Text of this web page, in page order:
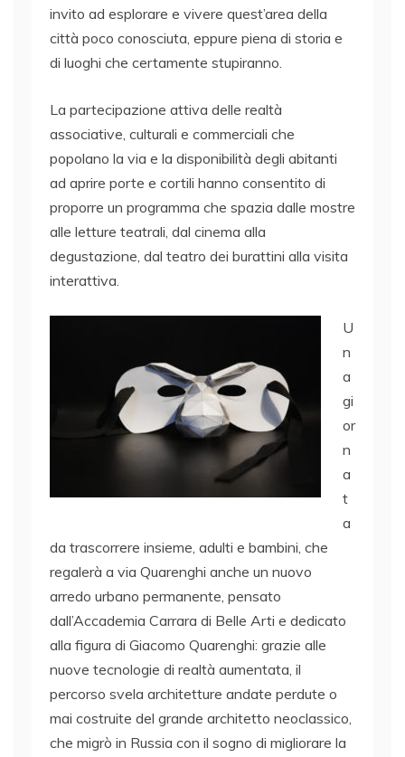
invito ad esplorare e vivere quest’area della
città poco conosciuta, eppure piena di storia e
di luoghi che certamente stupiranno.
La partecipazione attiva delle realtà
associative, culturali e commerciali che
popolano la via e la disponibilità degli abitanti
ad aprire porte e cortili hanno consentito di
proporre un programma che spazia dalle mostre
alle letture teatrali, dal cinema alla
degustazione, dal teatro dei burattini alla visita
interattiva.
U
n
a
gi
or
n
a
t
a
da trascorrere insieme, adulti e bambini, che
regalerà a via Quarenghi anche un nuovo
arredo urbano permanente, pensato
dall’Accademia Carrara di Belle Arti e dedicato
alla figura di Giacomo Quarenghi: grazie alle
nuove tecnologie di realtà aumentata, il
percorso svela architetture andate perdute o
mai costruite del grande architetto neoclassico,
che migrò in Russia con il sogno di migliorare la